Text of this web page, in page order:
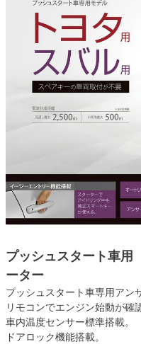
プッシュスタート車
ーター
プッシュスタート車専用アン
リモコンでエンジン始動が確
車内温度センサー標準搭載。
ドアロック機能搭載。